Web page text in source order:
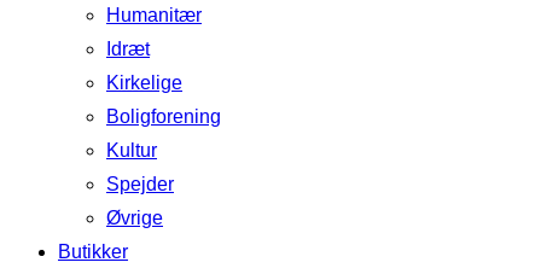
Humanitær
Idræt
Kirkelige
Boligforening
Kultur
Spejder
Øvrige
Butikker